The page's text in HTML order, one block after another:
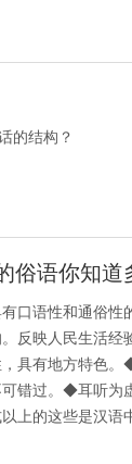
的结构？
俗语你知道
口语性和通俗
反映人民生活
具有地方特色
错过。◆耳听
上的这些是汉